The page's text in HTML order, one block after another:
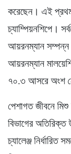
করেছেন। এই
চ্যাম্পিয়নশিপে।
আয়রনম্যান সম্পন্ন
আয়রনম্যান
৭০.৩ আসরে অংশ
পেশাগত জীবনে মিশু
বিভাগের অতিরিক্ত
চ্যালেঞ্জ নির্ধারিত